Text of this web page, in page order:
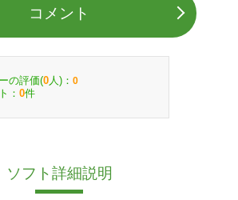
コメント
の評価(0 人)： 0
： 0件
ソフト詳細説明